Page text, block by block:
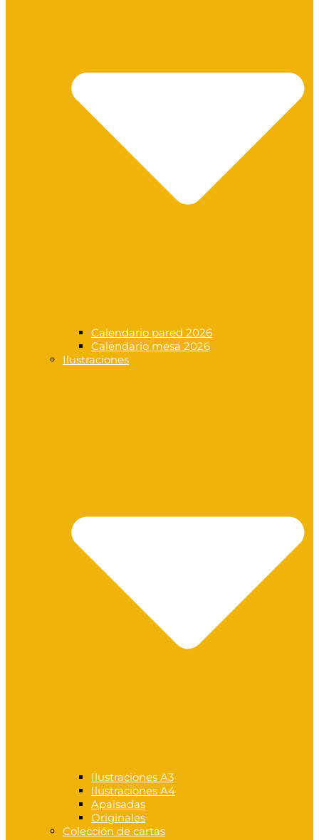
Calendario pared 2026
Calendario mesa 2026
Ilustraciones
Ilustraciones A3
Ilustraciones A4
Apaisadas
Originales
Colección de cartas